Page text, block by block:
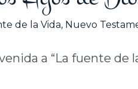
de la Vida, Nuevo
a “La fuente de